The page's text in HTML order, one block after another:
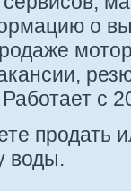
о
с
продать
воды.